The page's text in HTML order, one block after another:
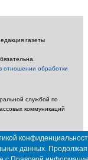
газеты
отношении обработки
службой по
коммуникаций
газеты «Калужская
редакции:
данных. Продолжая